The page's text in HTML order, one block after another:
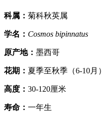
科属 ： 菊科秋英属
学名 ： Cosmos bipinnatus
原产地： 墨西哥
花期 ： 夏季至秋季（6-10月）
高度 ： 30-120厘米
寿命 ： 一年生